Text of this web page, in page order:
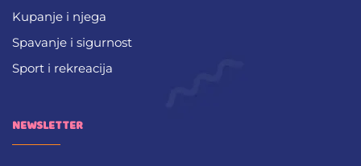
Kupanje i njega
Spavanje i sigurnost
Sport i rekreacija
NEWSLETTER